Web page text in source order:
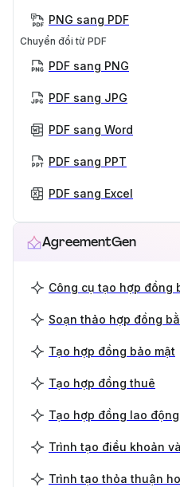
PNG sang PDF
Chuyển đổi từ PDF
PDF sang PNG
PDF sang JPG
PDF sang Word
PDF sang PPT
PDF sang Excel
AgreementGen
Công cụ tạo hợp đồng
Soạn thảo hợp đồng
Tạo hợp đồng bảo mật
Tạo hợp đồng thuê
Tạo hợp đồng lao động
Trình tạo điều khoản
Trình tạo thỏa thuận